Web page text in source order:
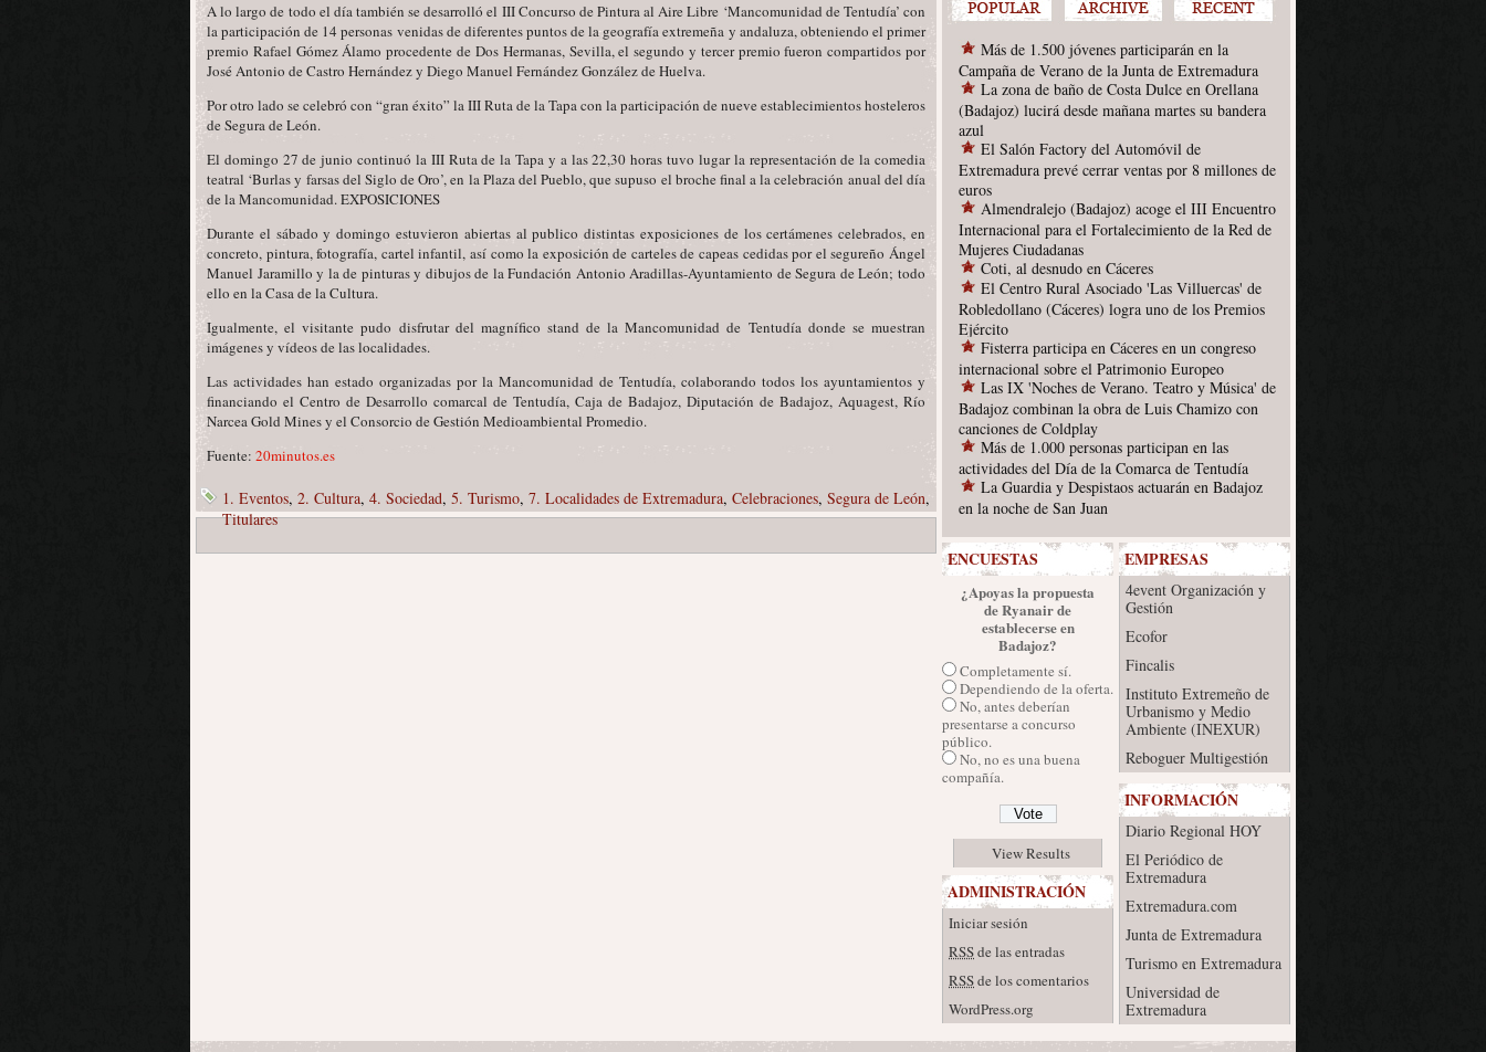
A lo largo de todo el día también se desarrolló el III Concurso de Pintura al Aire Libre ‘Mancomunidad de Tentudía’ con
la participación de 14 personas venidas de diferentes puntos de la geografía extremeña y andaluza, obteniendo el primer
premio Rafael Gómez Álamo procedente de Dos Hermanas, Sevilla, el segundo y tercer premio fueron compartidos por
José Antonio de Castro Hernández y Diego Manuel Fernández González de Huelva.
Por otro lado se celebró con “gran éxito” la III Ruta de la Tapa con la participación de nueve establecimientos hosteleros
de Segura de León.
El domingo 27 de junio continuó la III Ruta de la Tapa y a las 22,30 horas tuvo lugar la representación de la comedia
teatral ‘Burlas y farsas del Siglo de Oro’, en la Plaza del Pueblo, que supuso el broche final a la celebración anual del día
de la Mancomunidad. EXPOSICIONES
Durante el sábado y domingo estuvieron abiertas al publico distintas exposiciones de los certámenes celebrados, en
concreto, pintura, fotografía, cartel infantil, así como la exposición de carteles de capeas cedidas por el segureño Ángel
Manuel Jaramillo y la de pinturas y dibujos de la Fundación Antonio Aradillas-Ayuntamiento de Segura de León; todo
ello en la Casa de la Cultura.
Igualmente, el visitante pudo disfrutar del magnífico stand de la Mancomunidad de Tentudía donde se muestran
imágenes y vídeos de las localidades.
Las actividades han estado organizadas por la Mancomunidad de Tentudía, colaborando todos los ayuntamientos y
financiando el Centro de Desarrollo comarcal de Tentudía, Caja de Badajoz, Diputación de Badajoz, Aquagest, Río
Narcea Gold Mines y el Consorcio de Gestión Medioambiental Promedio.
Fuente: 20minutos.es
1. Eventos, 2. Cultura, 4. Sociedad, 5. Turismo, 7. Localidades de Extremadura, Celebraciones, Segura de León,
Titulares
Más de 1.500 jóvenes participarán en la
Campaña de Verano de la Junta de Extremadura
La zona de baño de Costa Dulce en Orellana
(Badajoz) lucirá desde mañana martes su bandera
azul
El Salón Factory del Automóvil de
Extremadura prevé cerrar ventas por 8 millones de
euros
Almendralejo (Badajoz) acoge el III Encuentro
Internacional para el Fortalecimiento de la Red de
Mujeres Ciudadanas
Coti, al desnudo en Cáceres
El Centro Rural Asociado 'Las Villuercas' de
Robledollano (Cáceres) logra uno de los Premios
Ejército
Fisterra participa en Cáceres en un congreso
internacional sobre el Patrimonio Europeo
Las IX 'Noches de Verano. Teatro y Música' de
Badajoz combinan la obra de Luis Chamizo con
canciones de Coldplay
Más de 1.000 personas participan en las
actividades del Día de la Comarca de Tentudía
La Guardia y Despistaos actuarán en Badajoz
en la noche de San Juan
EMPRESAS
4event Organización y
Gestión
Ecofor
Fincalis
Instituto Extremeño de
Urbanismo y Medio
Ambiente (INEXUR)
Reboguer Multigestión
INFORMACIÓN
Diario Regional HOY
El Periódico de
Extremadura
Extremadura.com
Junta de Extremadura
Turismo en Extremadura
Universidad de
Extremadura
ENCUESTAS
¿Apoyas la propuesta
de Ryanair de
establecerse en
Badajoz?
Completamente sí.
Dependiendo de la oferta.
No, antes deberían
presentarse a concurso
público.
No, no es una buena
compañía.
View Results
ADMINISTRACIÓN
Iniciar sesión
RSSde las entradas
RSSde los comentarios
WordPress.org